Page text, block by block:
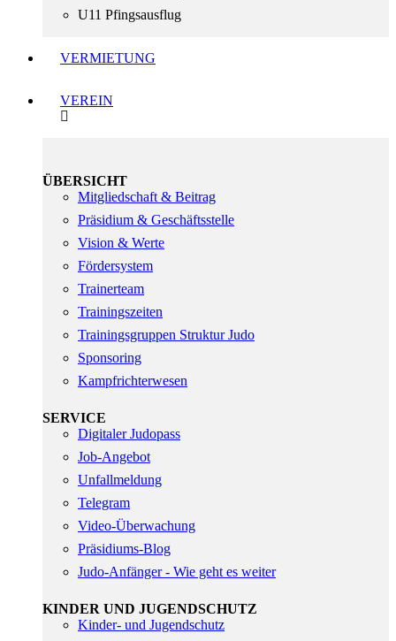
U11 Pfingsausflug
VERMIETUNG
VEREIN
ÜBERSICHT
Mitgliedschaft & Beitrag
Präsidium & Geschäftsstelle
Vision & Werte
Fördersystem
Trainerteam
Trainingszeiten
Trainingsgruppen Struktur Judo
Sponsoring
Kampfrichterwesen
SERVICE
Digitaler Judopass
Job-Angebot
Unfallmeldung
Telegram
Video-Überwachung
Präsidiums-Blog
Judo-Anfänger - Wie geht es weiter
KINDER UND JUGENDSCHUTZ
Kinder- und Jugendschutz